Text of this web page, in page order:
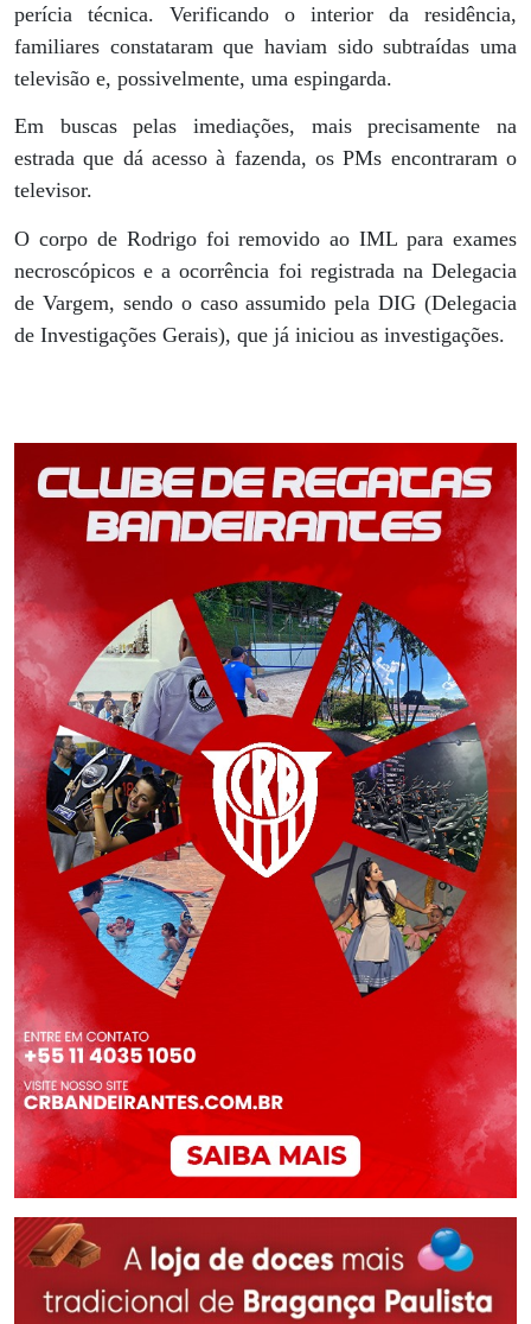
perícia técnica. Verificando o interior da residência,
familiares constataram que haviam sido subtraídas uma
televisão e, possivelmente, uma espingarda.
Em buscas pelas imediações, mais precisamente na
estrada que dá acesso à fazenda, os PMs encontraram o
televisor.
O corpo de Rodrigo foi removido ao IML para exames
necroscópicos e a ocorrência foi registrada na Delegacia
de Vargem, sendo o caso assumido pela DIG (Delegacia
de Investigações Gerais), que já iniciou as investigações.